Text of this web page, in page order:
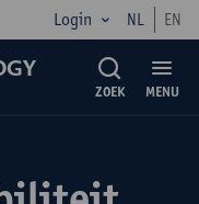
Login NL EN
MENU
ZOEK